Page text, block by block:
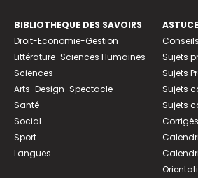
BIBLIOTHEQUE DES SAVOIRS
Droit-Economie-Gestion
Littérature-Sciences Humaines
Sciences
Arts-Design-Spectacle
Santé
Social
Sport
Langues
Sujets
Sujets
Sujets
Sujets